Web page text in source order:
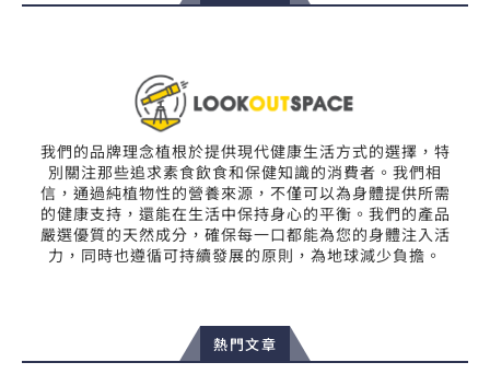
我們的品牌理念植根於提供現代健康生活方式的選擇，特
別關注那些追求素食飲食和保健知識的消費者。我們相
信，通過純植物性的營養來源，不僅可以為身體提供所需
的健康支持，還能在生活中保持身心的平衡。我們的產品
嚴選優質的天然成分，確保每一口都能為您的身體注入活
力，同時也遵循可持續發展的原則，為地球減少負擔。
熱門文章